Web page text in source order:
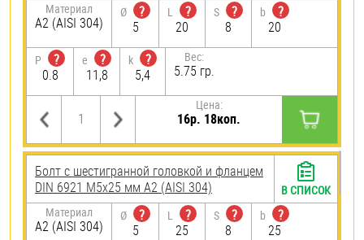
Материал
А2 (AISI 304)
Ø
?
5
L
?
20
S
?
8
b
?
20
P
?
0.8
e
?
11,8
k
?
5,4
Вес:
5.75 гр.
Цена:
16р. 18коп.
Болт с шестигранной головкой и фланцем
DIN 6921 М5х25 мм А2 (AISI 304)
Материал
А2 (AISI 304)
Ø
?
5
L
?
25
S
?
8
b
?
25
В СПИСОК